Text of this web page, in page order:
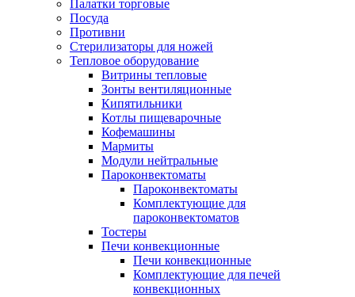
Палатки торговые
Посуда
Противни
Стерилизаторы для ножей
Тепловое оборудование
Витрины тепловые
Зонты вентиляционные
Кипятильники
Котлы пищеварочные
Кофемашины
Мармиты
Модули нейтральные
Пароконвектоматы
Пароконвектоматы
Комплектующие для
пароконвектоматов
Тостеры
Печи конвекционные
Печи конвекционные
Комплектующие для печей
конвекционных